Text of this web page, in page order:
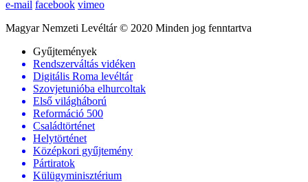
e-mail facebook vimeo
Magyar Nemzeti Levéltár © 2020 Minden jog fenntartva
Gyűjtemények
Rendszerváltás vidéken
Digitális Roma levéltár
Szovjetunióba elhurcoltak
Első világháború
Reformáció 500
Családtörténet
Helytörténet
Középkori gyűjtemény
Pártiratok
Külügyminisztérium